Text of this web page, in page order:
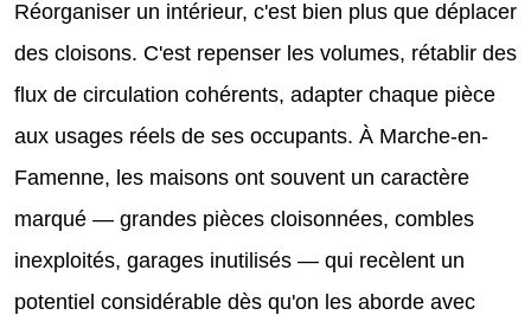
Réorganiser un intérieur, c'est bien plus que déplacer
des cloisons. C'est repenser les volumes, rétablir des
flux de circulation cohérents, adapter chaque pièce
aux usages réels de ses occupants. À Marche-en-
Famenne, les maisons ont souvent un caractère
marqué — grandes pièces cloisonnées, combles
inexploités, garages inutilisés — qui recèlent un
potentiel considérable dès qu'on les aborde avec